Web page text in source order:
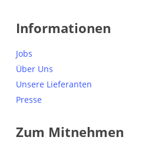
Informationen
Jobs
Über Uns
Unsere Lieferanten
Presse
Zum Mitnehmen